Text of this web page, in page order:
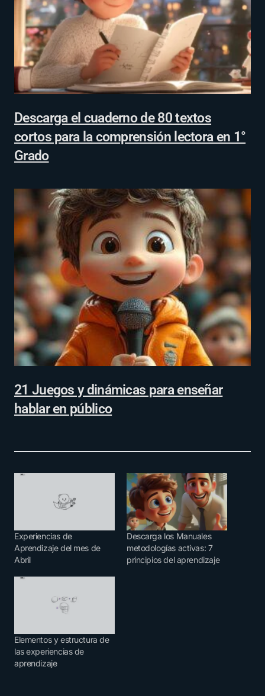
Descarga el cuaderno de 80 textos
cortos para la comprensión lectora en 1°
Grado
21 Juegos y dinámicas para enseñar
hablar en público
Experiencias de
Aprendizaje del mes de
Abril
Descarga los Manuales
metodologías activas: 7
principios del aprendizaje
Elementos y estructura de
las experiencias de
aprendizaje